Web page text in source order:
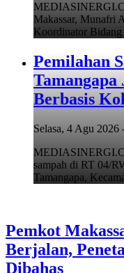
Makassar, Munafri
Koordinator
Pemilahan
Tamangapa
Berbasis
Selasa, 4 Agu
sampah di RT 04/
Tamangapa,
Pemkot
Berjalan,
Dibahas